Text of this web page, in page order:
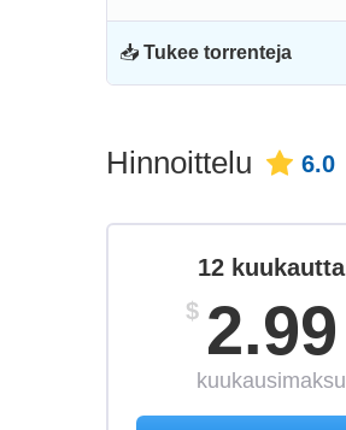
📥 Tukee torrenteja
Hinnoittelu 6.0
12 kuukautta
$ 2.99
kuukausimaksu